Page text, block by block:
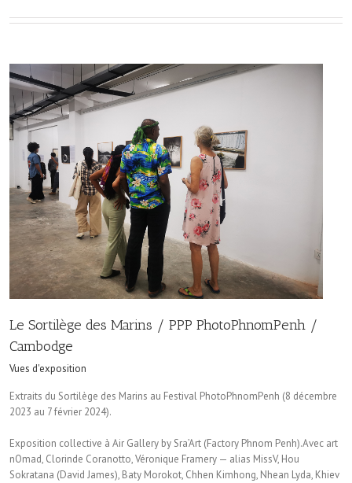
Le Sortilège des Marins / PPP PhotoPhnomPenh /
Cambodge
Vues d'exposition
Extraits du Sortilège des Marins au Festival PhotoPhnomPenh (8 décembre
2023 au 7 février 2024).
Exposition collective à Air Gallery by Sra’Art (Factory Phnom Penh).Avec art
nOmad, Clorinde Coranotto, Véronique Framery — alias MissV, Hou
Sokratana (David James), Baty Morokot, Chhen Kimhong, Nhean Lyda, Khiev